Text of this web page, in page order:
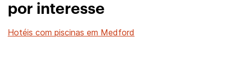
por interesse
Hotéis com piscinas em Medford